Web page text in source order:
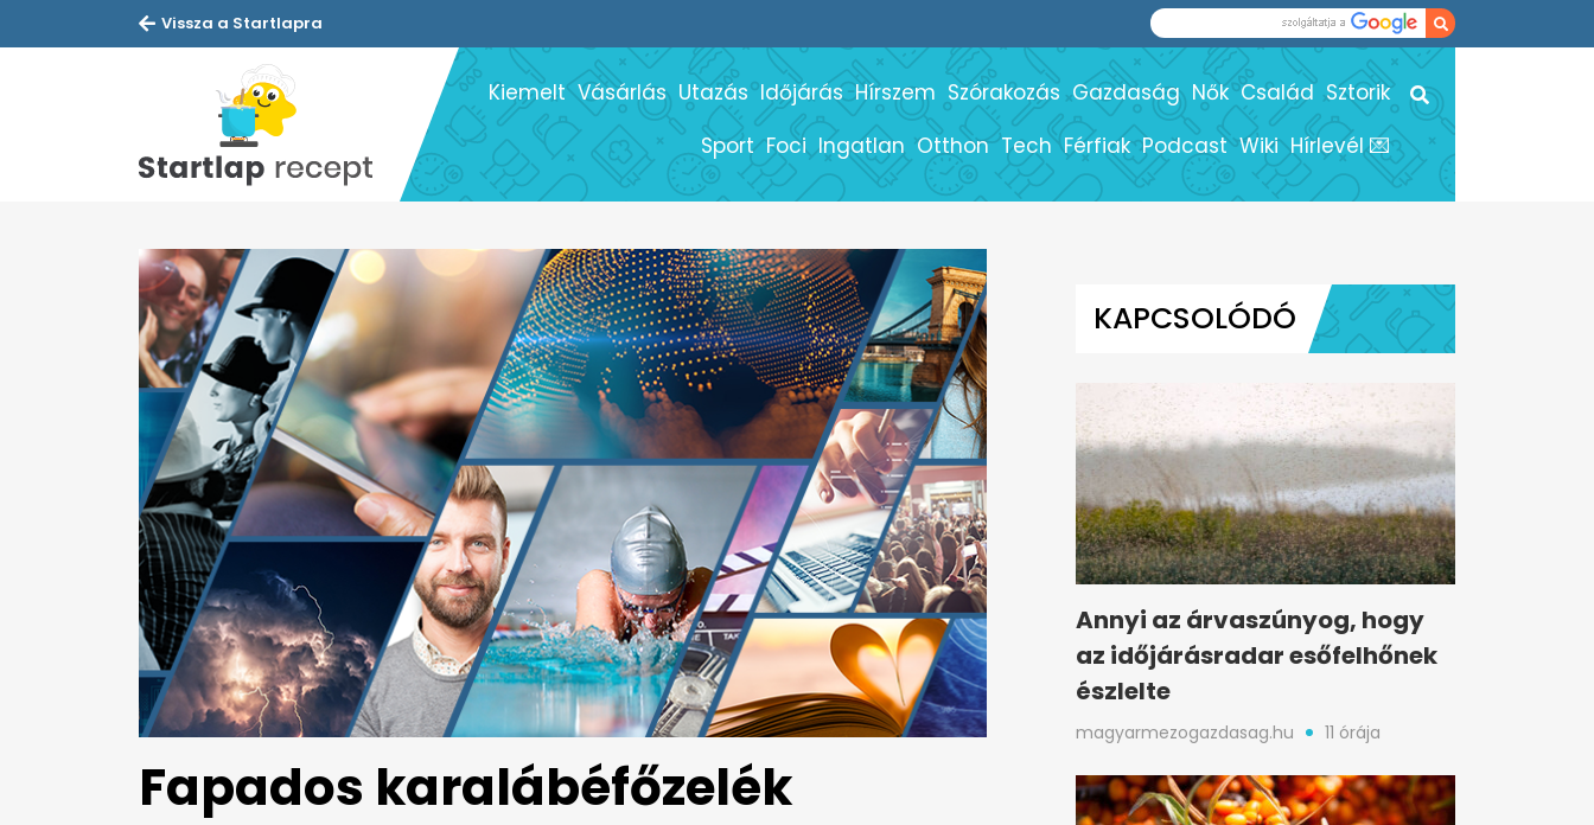
Vissza a Startlapra
Kiemelt Vásárlás Utazás Időjárás Hírszem Szórakozás Gazdaság Nők Család Sztorik
Sport Foci Ingatlan Otthon Tech Férfiak Podcast Wiki Hírlevél 💌
Fapados karalábéfőzelék
KAPCSOLÓDÓ
Annyi az árvaszúnyog, hogy
az időjárásradar esőfelhőnek
észlelte
magyarmezogazdasag.hu 11 órája